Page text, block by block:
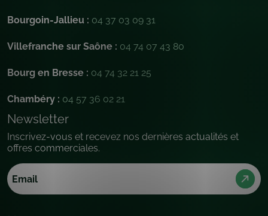
Bourgoin-Jallieu : 04 37 03 09 31
Villefranche sur Saône : 04 74 07 43 80
Bourg en Bresse : 04 74 32 21 25
Chambéry : 04 57 36 02 21
Newsletter
Inscrivez-vous et recevez nos dernières actualités et
offres commerciales.
(Nécessaire)